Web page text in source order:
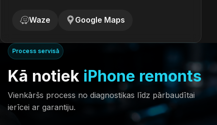
Waze Google Maps
Process servisā
Kā notiek iPhone remonts
Vienkāršs process no diagnostikas līdz pārbaudītai
ierīcei ar garantiju.